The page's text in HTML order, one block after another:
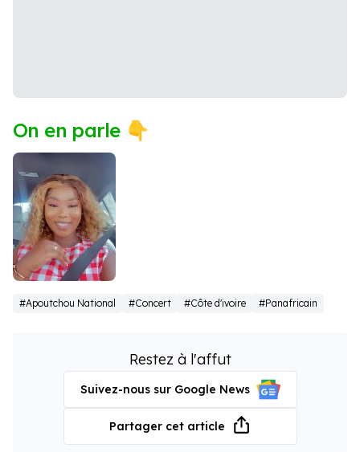
On en parle 👇
Roseline
#Apoutchou National #Concert #Côte d'ivoire #Panafricain
Restez à l'affut
Suivez-nous sur Google News
Partager cet article